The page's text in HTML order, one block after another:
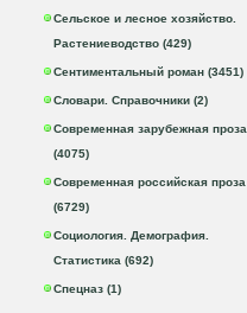
Сельское и лесное хозяйство.
Растениеводство (429)
Сентиментальный роман (3451)
Словари. Справочники (2)
Современная зарубежная проза
(4075)
Современная российская проза
(6729)
Социология. Демография.
Статистика (692)
Спецназ (1)